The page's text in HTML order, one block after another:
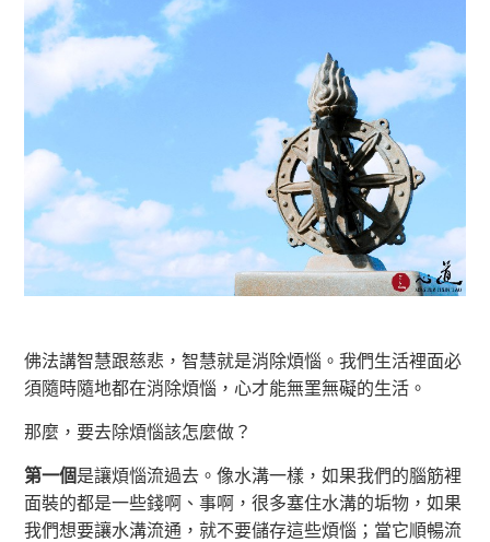
佛法講智慧跟慈悲，智慧就是消除煩惱。我們生活裡面必
須隨時隨地都在消除煩惱，心才能無罣無礙的生活。
那麼，要去除煩惱該怎麼做？
第一個是讓煩惱流過去。像水溝一樣，如果我們的腦筋裡
面裝的都是一些錢啊、事啊，很多塞住水溝的垢物，如果
我們想要讓水溝流通，就不要儲存這些煩惱；當它順暢流